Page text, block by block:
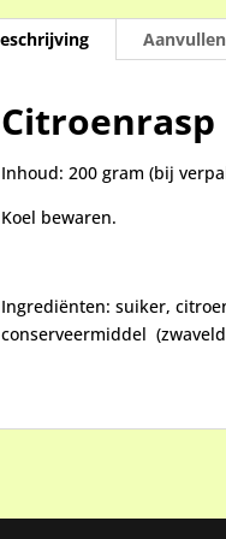
Inhoud: 200 gram (bij
Koel
Ingrediënten: suiker,
conserveermiddel